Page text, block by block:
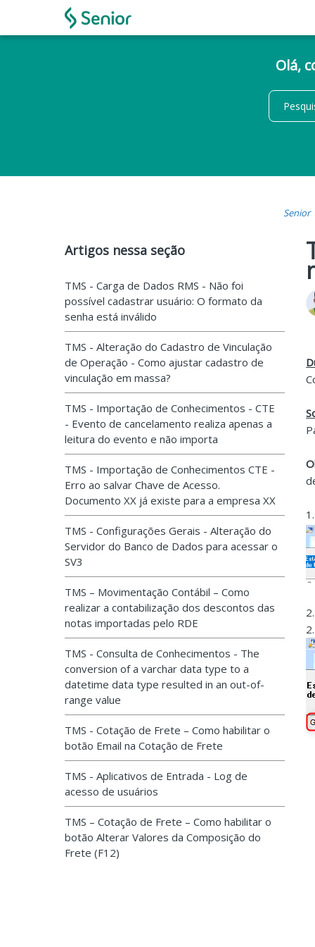
Olá,
Senior
Artigos nessa seção
TMS - Carga de Dados RMS - Não foi
possível cadastrar usuário: O formato da
senha está inválido
TMS - Alteração do Cadastro de Vinculação
de Operação - Como ajustar cadastro de
vinculação em massa?
TMS - Importação de Conhecimentos - CTE
- Evento de cancelamento realiza apenas a
leitura do evento e não importa
TMS - Importação de Conhecimentos CTE -
Erro ao salvar Chave de Acesso.
Documento XX já existe para a empresa XX
TMS - Configurações Gerais - Alteração do
Servidor do Banco de Dados para acessar o
SV3
TMS – Movimentação Contábil – Como
realizar a contabilização dos descontos das
notas importadas pelo RDE
TMS - Consulta de Conhecimentos - The
conversion of a varchar data type to a
datetime data type resulted in an out-of-
range value
TMS - Cotação de Frete – Como habilitar o
botão Email na Cotação de Frete
TMS - Aplicativos de Entrada - Log de
acesso de usuários
TMS – Cotação de Frete – Como habilitar o
botão Alterar Valores da Composição do
Frete (F12)